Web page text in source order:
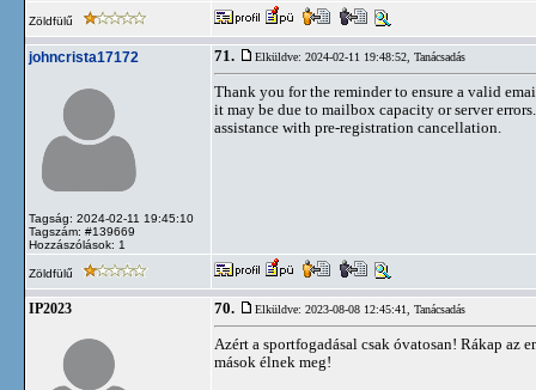
Zöldfülű
johncrista17172
Tagság: 2024-02-11 19:45:10
Tagszám: #139669
Hozzászólások: 1
71. Elküldve: 2024-02-11 19:48:52, Tanácsadás
Thank you for the reminder to ensure a valid
it may be due to mailbox capacity or server
assistance with pre-registration cancellation.
Zöldfülű
IP2023 70. Elküldve: 2023-08-08 12:45:41, Tanácsadás
Azért a sportfogadásal csak óvatosan! Rákap az
mások élnek meg!